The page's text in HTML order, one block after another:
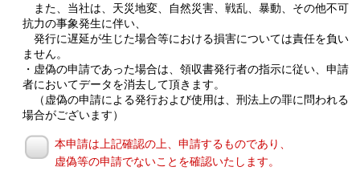
また、当社は、天災地変、自然災害、戦乱、暴動、その他不可
抗力の事象発生に伴い、
発行に遅延が生じた場合等における損害については責任を負い
ません。
・虚偽の申請であった場合は、領収書発行者の指示に従い、申請
者においてデータを消去して頂きます。
（虚偽の申請による発行および使用は、刑法上の罪に問われる
場合がございます）
本申請は上記確認の上、申請するものであり、
虚偽等の申請でないことを確認いたします。